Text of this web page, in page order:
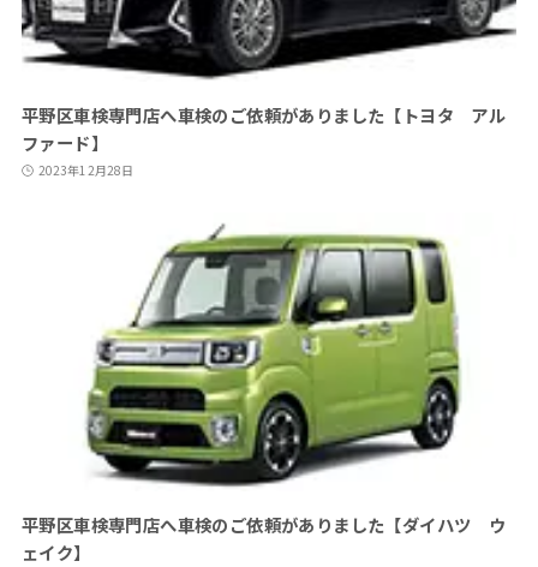
平野区車検専門店へ車検のご依頼がありました【トヨタ アル
ファード】
2023年12月28日
平野区車検専門店へ車検のご依頼がありました【ダイハツ ウ
ェイク】